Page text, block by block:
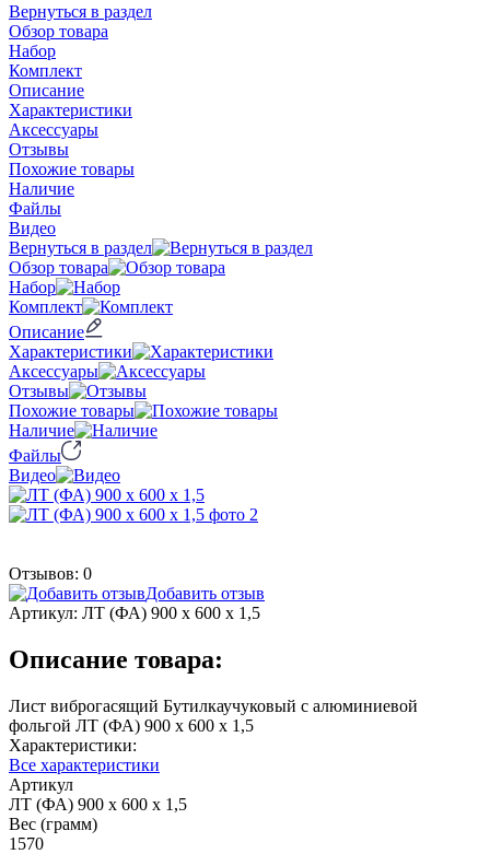
Вернуться в раздел
Обзор товара
Набор
Комплект
Описание
Характеристики
Аксессуары
Отзывы
Похожие товары
Наличие
Файлы
Видео
Вернуться в раздел
Обзор товара
Набор
Комплект
Описание
Характеристики
Аксессуары
Отзывы
Похожие товары
Наличие
Файлы
Видео
Отзывов: 0
Добавить отзыв
Артикул: ЛТ (ФА) 900 х 600 х 1,5
Описание товара:
Лист виброгасящий Бутилкаучуковый c алюминиевой
фольгой ЛТ (ФА) 900 х 600 х 1,5
Характеристики:
Все характеристики
Артикул
ЛТ (ФА) 900 х 600 х 1,5
Вес (грамм)
1570